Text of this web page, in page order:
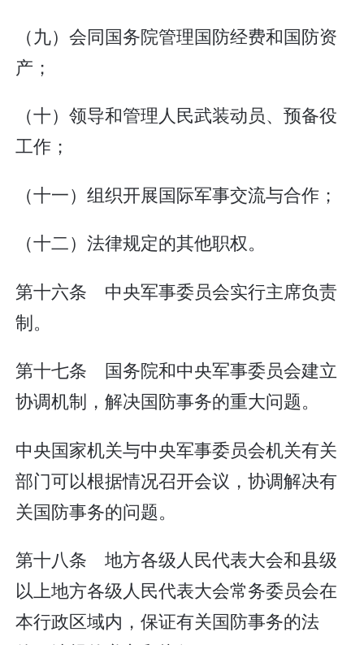
（九）会同国务院管理国防经费和国防资
产；
（十）领导和管理人民武装动员、预备役
工作；
（十一）组织开展国际军事交流与合作；
（十二）法律规定的其他职权。
第十六条 中央军事委员会实行主席负责
制。
第十七条 国务院和中央军事委员会建立
协调机制，解决国防事务的重大问题。
中央国家机关与中央军事委员会机关有关
部门可以根据情况召开会议，协调解决有
关国防事务的问题。
第十八条 地方各级人民代表大会和县级
以上地方各级人民代表大会常务委员会在
本行政区域内，保证有关国防事务的法